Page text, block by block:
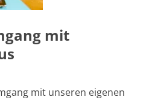
mit
mit unseren eigenen